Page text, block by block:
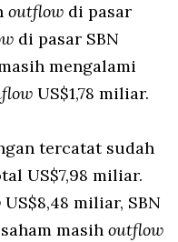
outflow di pasar
di pasar SBN
mengalami
US$1,78 miliar.
tercatat sudah
US$7,98 miliar.
US$8,48 miliar, SBN
masih outflow